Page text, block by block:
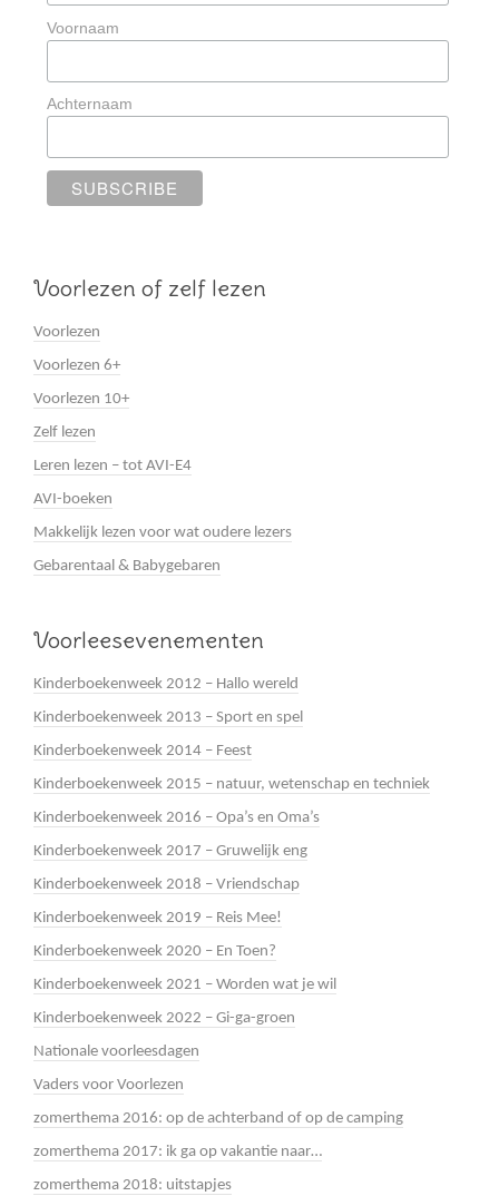
Voornaam
Achternaam
Voorlezen of zelf lezen
Voorlezen
Voorlezen 6+
Voorlezen 10+
Zelf lezen
Leren lezen – tot AVI-E4
AVI-boeken
Makkelijk lezen voor wat oudere lezers
Gebarentaal & Babygebaren
Voorleesevenementen
Kinderboekenweek 2012 – Hallo wereld
Kinderboekenweek 2013 – Sport en spel
Kinderboekenweek 2014 – Feest
Kinderboekenweek 2015 – natuur, wetenschap en techniek
Kinderboekenweek 2016 – Opa’s en Oma’s
Kinderboekenweek 2017 – Gruwelijk eng
Kinderboekenweek 2018 – Vriendschap
Kinderboekenweek 2019 – Reis Mee!
Kinderboekenweek 2020 – En Toen?
Kinderboekenweek 2021 – Worden wat je wil
Kinderboekenweek 2022 – Gi-ga-groen
Nationale voorleesdagen
Vaders voor Voorlezen
zomerthema 2016: op de achterband of op de camping
zomerthema 2017: ik ga op vakantie naar…
zomerthema 2018: uitstapjes